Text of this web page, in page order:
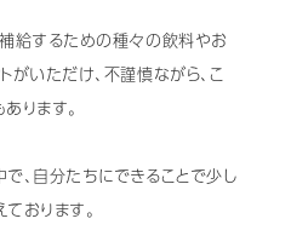
給するための種々の飲料やお
がいただけ、不謹慎ながら、こ
ります。
、自分たちにできることで少し
おります。